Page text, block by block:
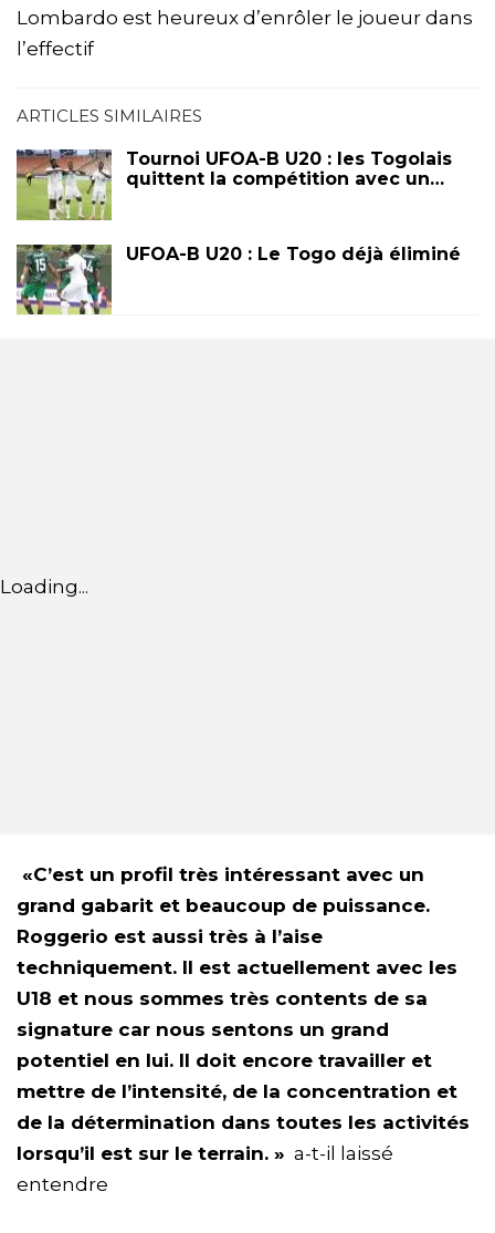
Lombardo est heureux d’enrôler le joueur dans
l’effectif
ARTICLES SIMILAIRES
Tournoi UFOA-B U20 : les Togolais
quittent la compétition avec un…
UFOA-B U20 : Le Togo déjà éliminé
Loading...
«C’est un profil très intéressant avec un
grand gabarit et beaucoup de puissance.
Roggerio est aussi très à l’aise
techniquement. Il est actuellement avec les
U18 et nous sommes très contents de sa
signature car nous sentons un grand
potentiel en lui. Il doit encore travailler et
mettre de l’intensité, de la concentration et
de la détermination dans toutes les activités
lorsqu’il est sur le terrain. » a-t-il laissé
entendre